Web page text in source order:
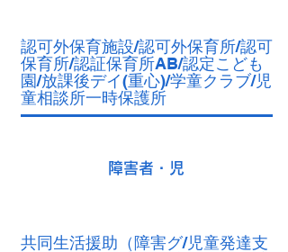
認可外保育施設/認可外保育所/認可
保育所/認証保育所AB/認定こども
園/放課後デイ(重心)/学童クラブ/児
童相談所一時保護所
障害者・児
共同生活援助（障害グ/児童発達支